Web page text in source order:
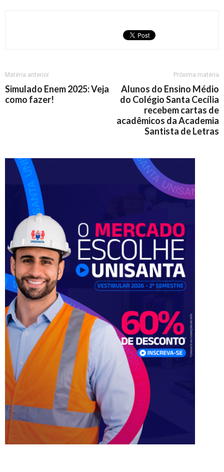
Matéria anterior
Simulado Enem 2025: Veja
como fazer!
Próxima matéria
Alunos do Ensino Médio
do Colégio Santa Cecília
recebem cartas de
acadêmicos da Academia
Santista de Letras